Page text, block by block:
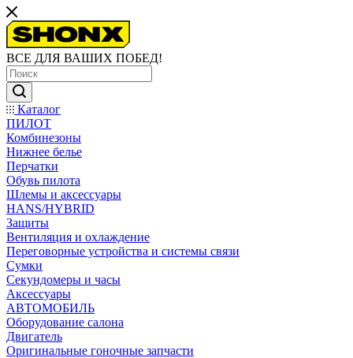
ВСЕ ДЛЯ ВАШИХ ПОБЕД!
Каталог
ПИЛОТ
Комбинезоны
Нижнее белье
Перчатки
Обувь пилота
Шлемы и аксессуары
HANS/HYBRID
Защиты
Вентиляция и охлаждение
Переговорные устройства и системы связи
Сумки
Секундомеры и часы
Аксессуары
АВТОМОБИЛЬ
Оборудование салона
Двигатель
Оригинальные гоночные запчасти